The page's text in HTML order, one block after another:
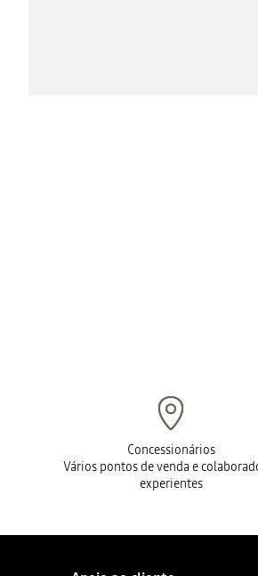
Concessionários
Vários pontos de venda e
experientes